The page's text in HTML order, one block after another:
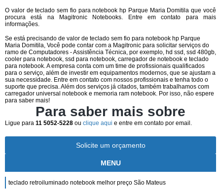
O valor de teclado sem fio para notebook hp Parque Maria Domitila que você
procura está na Magitronic Notebooks. Entre em contato para mais
informações.
Se está precisando de valor de teclado sem fio para notebook hp Parque
Maria Domitila, Você pode contar com a Magitronic para solicitar serviços do
ramo de Computadores - Assistência Técnica, por exemplo, hd ssd, ssd 480gb,
cooler para notebook, ssd para notebook, carregador de notebook e teclado
para notebook. A empresa conta com um time de profissionais qualificados
para o serviço, além de investir em equipamentos modernos, que se ajustam a
sua necessidade. Entre em contato com nossos profissionais e tenha todo o
suporte que precisa. Além dos serviços já citados, também trabalhamos com
carregador universal notebook e memoria ram notebook. Por isso, não espere
para saber mais!
Para saber mais sobre
Ligue para 11 5052-5228 ou clique aqui e entre em contato por email.
Solicite um orçamento
MENU
teclado retroiluminado notebook melhor preço São Mateus